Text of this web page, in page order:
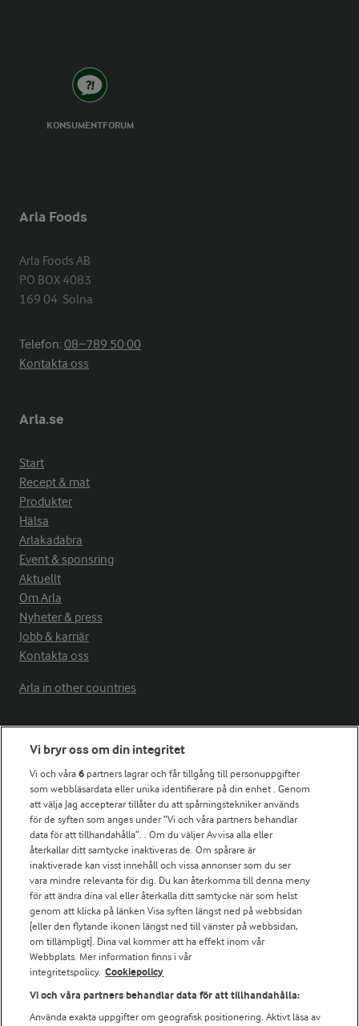
KONSUMENTFORUM
Arla Foods
Arla Foods AB
PO BOX 4083
169 04  Solna
Telefon:08−789 50 00
Kontakta oss
Arla.se
Start
Recept & mat
Produkter
Hälsa
Arlakadabra
Event & sponsring
Aktuellt
Om Arla
Nyheter & press
Jobb & karriär
Kontakta oss
Arla in other countries
Fler Arlasajter
För ägare
Arlas kundportal
Arla.com
Falbygdens Ost
Arla webbshop
Bildbank
Följ oss
Vi bryr oss om din integritet
Vi och våra6 partners lagrar och får tillgång till personuppgifter
som webbläsardata eller unika identifierare på din enhet . Genom
att välja Jag accepterar tillåter du att spårningstekniker används
för de syften som anges under ”Vi och våra partners behandlar
data för att tillhandahålla”. . Om du väljer Avvisa alla eller
återkallar ditt samtycke inaktiveras de. Om spårare är
inaktiverade kan visst innehåll och vissa annonser som du ser
vara mindre relevanta för dig. Du kan återkomma till denna meny
för att ändra dina val eller återkalla ditt samtycke när som helst
genom att klicka på länken Visa syften längst ned på webbsidan
[eller den flytande ikonen längst ned till vänster på webbsidan,
om tillämpligt]. Dina val kommer att ha effekt inom vår
Webbplats. Mer information finns i vår
integritetspolicy. Cookiepolicy
Vi och våra partners behandlar data för att tillhandahålla:
Använda exakta uppgifter om geografisk positionering. Aktivt läsa av